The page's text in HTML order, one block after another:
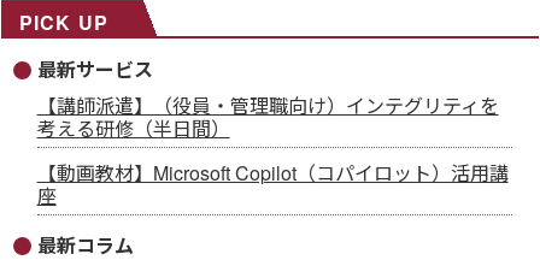
PICK UP
最新サービス
【講師派遣】（役員・管理職向け）インテグリティを
考える研修（半日間）
【動画教材】Microsoft Copilot（コパイロット）活用講
座
最新コラム